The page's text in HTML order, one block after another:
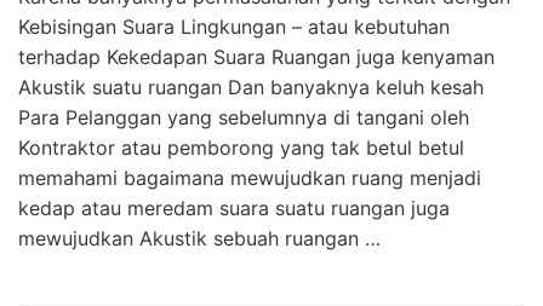
Kebisingan Suara Lingkungan – atau kebutuhan
terhadap Kekedapan Suara Ruangan juga kenyaman
Akustik suatu ruangan Dan banyaknya keluh kesah
Para Pelanggan yang sebelumnya di tangani oleh
Kontraktor atau pemborong yang tak betul betul
memahami bagaimana mewujudkan ruang menjadi
kedap atau meredam suara suatu ruangan juga
mewujudkan Akustik sebuah ruangan …